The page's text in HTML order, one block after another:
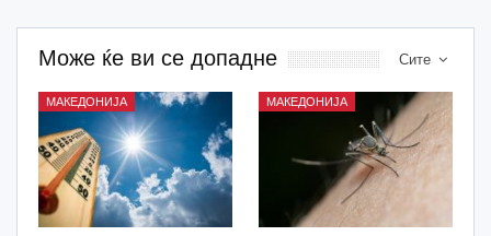
Сите
Може ќе ви се допадне
МАКЕДОНИЈА МАКЕДОНИЈА